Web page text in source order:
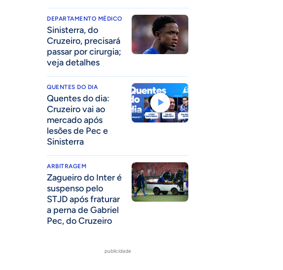
DEPARTAMENTO MÉDICO
Sinisterra, do
Cruzeiro, precisará
passar por cirurgia;
veja detalhes
QUENTES DO DIA
Quentes do dia:
Cruzeiro vai ao
mercado após
lesões de Pec e
Sinisterra
ARBITRAGEM
Zagueiro do Inter é
suspenso pelo
STJD após fraturar
a perna de Gabriel
Pec, do Cruzeiro
publicidade